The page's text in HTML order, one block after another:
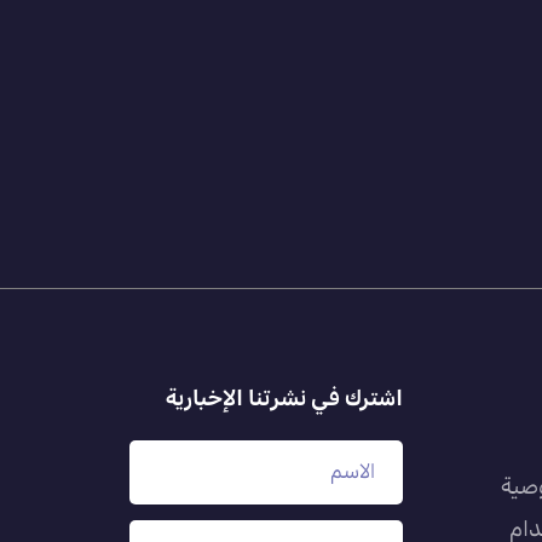
اشترك في نشرتنا الإخبارية